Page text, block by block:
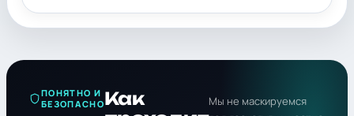
ПОНЯТНО И
БЕЗОПАСНОКак
Мы не маскируемся